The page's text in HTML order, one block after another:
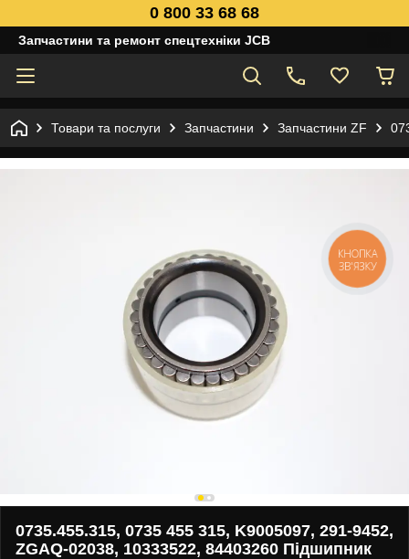
0 800 33 68 68
Запчастини та ремонт спецтехніки JCB
Товари та послуги Запчастини Запчастини ZF
0735.455.315, 0735 455 315, K9005097, 291-9452,
ZGAQ-02038, 10333522, 84403260 Підшипник
КНОПКА
ЗВ'ЯЗКУ